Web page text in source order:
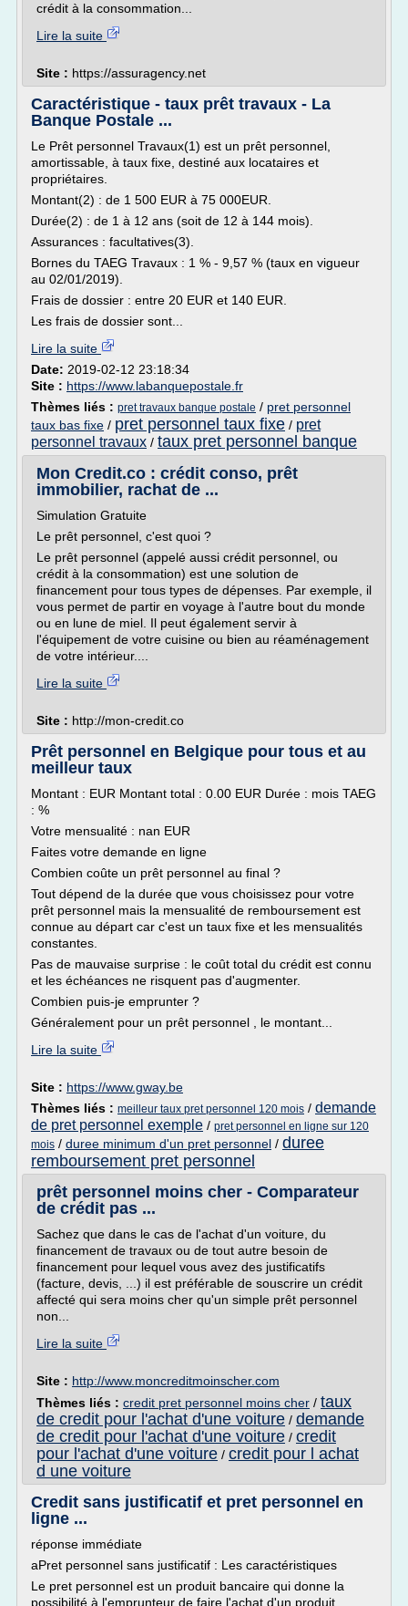
crédit à la consommation...
Lire la suite
Site : https://assuragency.net
Caractéristique - taux prêt travaux - La
Banque Postale ...
Le Prêt personnel Travaux(1) est un prêt personnel,
amortissable, à taux fixe, destiné aux locataires et
propriétaires.
Montant(2) : de 1 500 EUR à 75 000EUR.
Durée(2) : de 1 à 12 ans (soit de 12 à 144 mois).
Assurances : facultatives(3).
Bornes du TAEG Travaux : 1 % - 9,57 % (taux en vigueur
au 02/01/2019).
Frais de dossier : entre 20 EUR et 140 EUR.
Les frais de dossier sont...
Lire la suite
Date: 2019-02-12 23:18:34
Site : https://www.labanquepostale.fr
Thèmes liés : pret travaux banque postale / pret personnel
taux bas fixe / pret personnel taux fixe / pret
personnel travaux / taux pret personnel banque
Mon Credit.co : crédit conso, prêt
immobilier, rachat de ...
Simulation Gratuite
Le prêt personnel, c'est quoi ?
Le prêt personnel (appelé aussi crédit personnel, ou
crédit à la consommation) est une solution de
financement pour tous types de dépenses. Par exemple, il
vous permet de partir en voyage à l'autre bout du monde
ou en lune de miel. Il peut également servir à
l'équipement de votre cuisine ou bien au réaménagement
de votre intérieur....
Lire la suite
Site : http://mon-credit.co
Prêt personnel en Belgique pour tous et au
meilleur taux
Montant : EUR Montant total : 0.00 EUR Durée : mois TAEG
: %
Votre mensualité : nan EUR
Faites votre demande en ligne
Combien coûte un prêt personnel au final ?
Tout dépend de la durée que vous choisissez pour votre
prêt personnel mais la mensualité de remboursement est
connue au départ car c'est un taux fixe et les mensualités
constantes.
Pas de mauvaise surprise : le coût total du crédit est connu
et les échéances ne risquent pas d'augmenter.
Combien puis-je emprunter ?
Généralement pour un prêt personnel , le montant...
Lire la suite
Site : https://www.gway.be
Thèmes liés : meilleur taux pret personnel 120 mois / demande
de pret personnel exemple / pret personnel en ligne sur 120
mois / duree minimum d'un pret personnel / duree
remboursement pret personnel
prêt personnel moins cher - Comparateur
de crédit pas ...
Sachez que dans le cas de l'achat d'un voiture, du
financement de travaux ou de tout autre besoin de
financement pour lequel vous avez des justificatifs
(facture, devis, ...) il est préférable de souscrire un crédit
affecté qui sera moins cher qu'un simple prêt personnel
non...
Lire la suite
Site : http://www.moncreditmoinscher.com
Thèmes liés : credit pret personnel moins cher / taux
de credit pour l'achat d'une voiture / demande
de credit pour l'achat d'une voiture / credit
pour l'achat d'une voiture / credit pour l achat
d une voiture
Credit sans justificatif et pret personnel en
ligne ...
réponse immédiate
aPret personnel sans justificatif : Les caractéristiques
Le pret personnel est un produit bancaire qui donne la
possibilité à l'emprunteur de faire l'achat d'un produit